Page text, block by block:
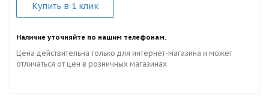
Купить в 1 клик
Наличие уточняйте по нашим телефонам.
Цена действительна только для интернет-магазина и может
отличаться от цен в розничных магазинах